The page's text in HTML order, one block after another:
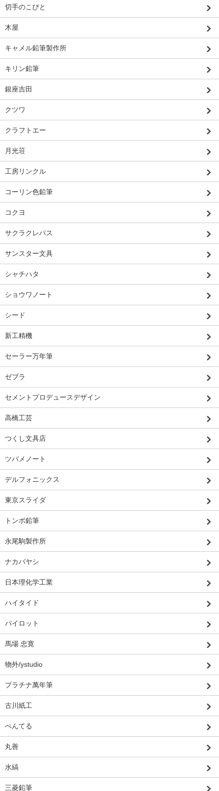
切手のこびと
木屋
キャメル鉛筆製作所
キリン鉛筆
銀座吉田
クツワ
クラフトエー
月光荘
工房リンクル
コーリン色鉛筆
コクヨ
サクラクレパス
サンスター文具
シャチハタ
ショウワノート
シード
新工精機
セーラー万年筆
ゼブラ
セメントプロデュースデザイン
高橋工芸
つくし文具店
ツバメノート
デルフォニックス
東京スライダ
トンボ鉛筆
永尾駒製作所
ナカバヤシ
日本理化学工業
ハイタイド
パイロット
馬場 忠寛
物外/ystudio
プラチナ萬年筆
古川紙工
ぺんてる
丸善
水縞
三菱鉛筆